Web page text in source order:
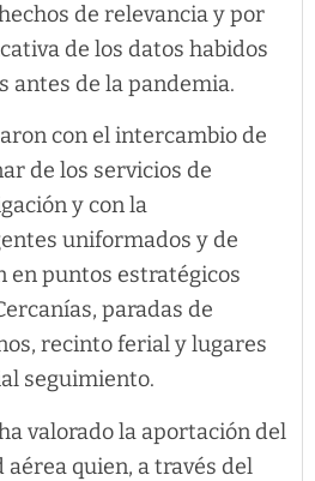
de relevancia y por
de los datos habidos
antes de la pandemia.
con el intercambio de
de los servicios de
y con la
uniformados y de
en puntos estratégicos
paradas de
recinto ferial y lugares
seguimiento.
valorado la aportación del
quien, a través del